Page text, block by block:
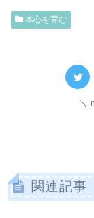
本心を育む
関連記事